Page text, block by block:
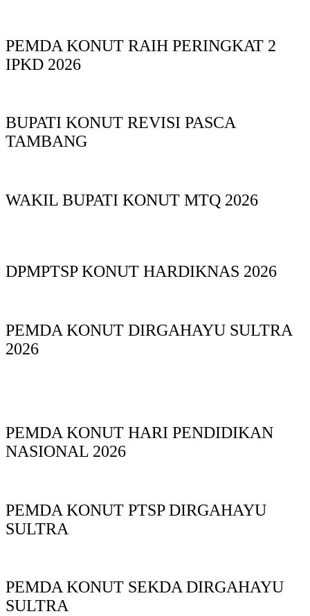
PEMDA KONUT RAIH PERINGKAT 2
IPKD 2026
BUPATI KONUT REVISI PASCA
TAMBANG
WAKIL BUPATI KONUT MTQ 2026
DPMPTSP KONUT HARDIKNAS 2026
PEMDA KONUT DIRGAHAYU SULTRA
2026
PEMDA KONUT HARI PENDIDIKAN
NASIONAL 2026
PEMDA KONUT PTSP DIRGAHAYU
SULTRA
PEMDA KONUT SEKDA DIRGAHAYU
SULTRA